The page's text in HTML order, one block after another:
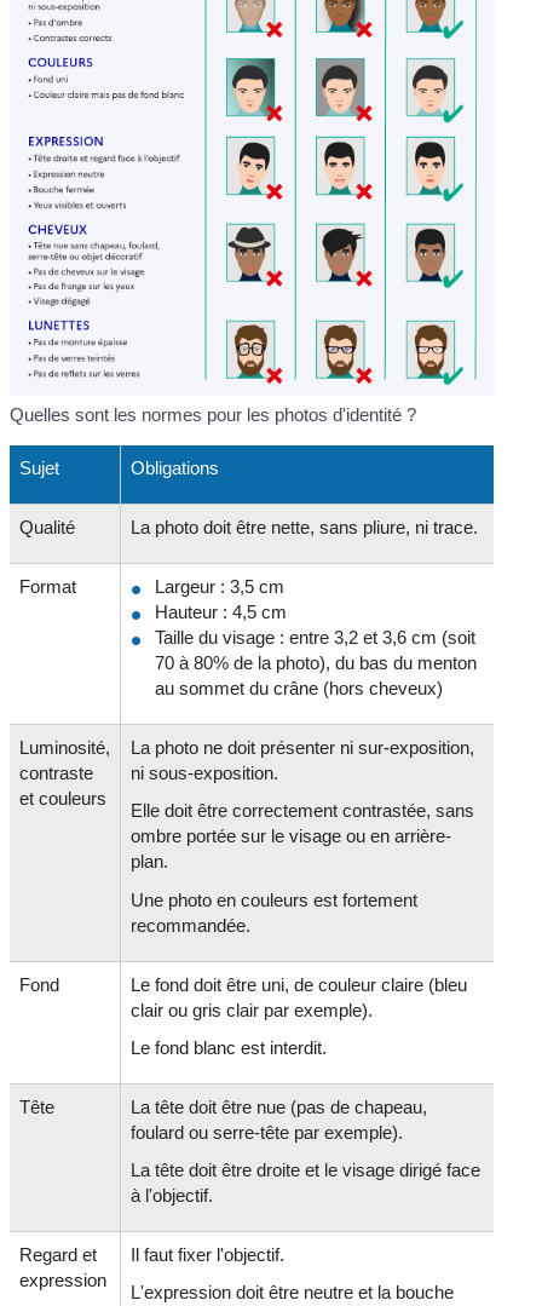
Quelles sont les normes pour les photos d'identité ?
Sujet Obligations
Qualité La photo doit être nette, sans pliure, ni trace.
Format
Largeur : 3,5 cm
Hauteur : 4,5 cm
Taille du visage : entre 3,2 et 3,6 cm (soit
70 à 80% de la photo), du bas du menton
au sommet du crâne (hors cheveux)
Luminosité,
contraste
et couleurs
La photo ne doit présenter ni sur-exposition,
ni sous-exposition.
Elle doit être correctement contrastée, sans
ombre portée sur le visage ou en arrière-
plan.
Une photo en couleurs est fortement
recommandée.
Fond
Le fond doit être uni, de couleur claire (bleu
clair ou gris clair par exemple).
Le fond blanc est interdit.
Tête
La tête doit être nue (pas de chapeau,
foulard ou serre-tête par exemple).
La tête doit être droite et le visage dirigé face
à l'objectif.
Regard et
expression
Il faut fixer l'objectif.
L'expression doit être neutre et la bouche